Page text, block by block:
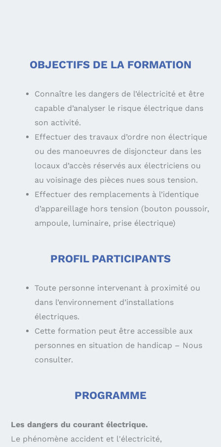
OBJECTIFS DE LA FORMATION
Connaître les dangers de l’électricité et être
capable d’analyser le risque électrique dans
son activité.
Effectuer des travaux d’ordre non électrique
ou des manoeuvres de disjoncteur dans les
locaux d’accès réservés aux électriciens ou
au voisinage des pièces nues sous tension.
Effectuer des remplacements à l’identique
d’appareillage hors tension (bouton poussoir,
ampoule, luminaire, prise électrique)
PROFIL PARTICIPANTS
Toute personne intervenant à proximité ou
dans l’environnement d’installations
électriques.
Cette formation peut être accessible aux
personnes en situation de handicap – Nous
consulter.
PROGRAMME
Les dangers du courant électrique.
Le phénomène accident et l'électricité,